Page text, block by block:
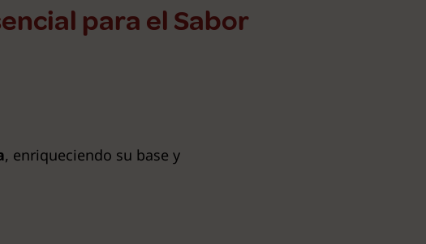
para el Sabor
, enriqueciendo su base y